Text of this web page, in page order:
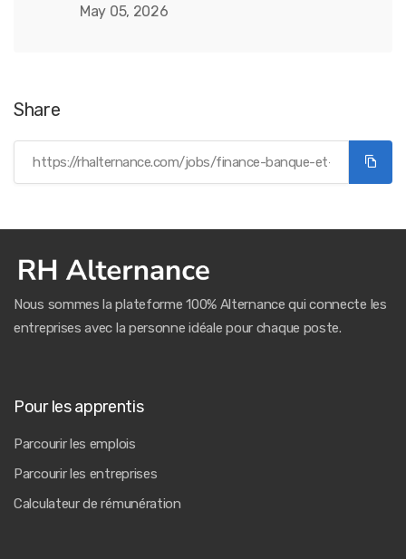
May 05, 2026
Share
Nous sommes la plateforme 100% Alternance qui connecte les
entreprises avec la personne idéale pour chaque poste.
Pour les apprentis
Parcourir les emplois
Parcourir les entreprises
Calculateur de rémunération